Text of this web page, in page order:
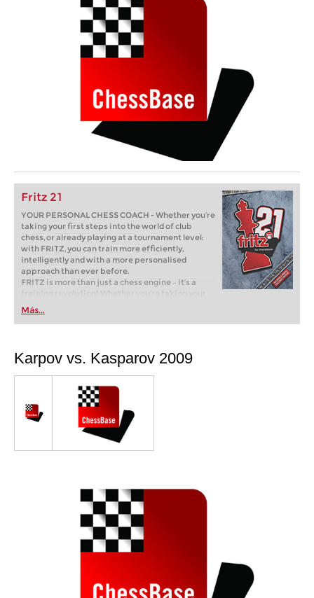
Fritz 21
YOUR PERSONAL CHESS COACH - Whether you’re
taking your first steps into the world of club
chess, or already playing at a tournament level:
with FRITZ, you can train more efficiently,
intelligently and with a more personalised
approach than ever before.
FRITZ is more than just a chess engine – it’s a
training revolution! Whether you’re taking your
first steps into the world of club chess, or already
playing at a tournament level: with FRITZ, you can
train more efficiently, intelligently and with a
Más...
Karpov vs. Kasparov 2009